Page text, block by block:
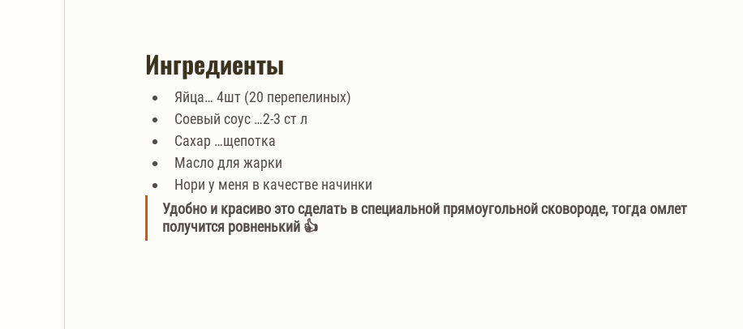
Ингредиенты
Яйца… 4шт (20 перепелиных)
Соевый соус …2-3 ст л
Сахар …щепотка
Масло для жарки
Нори у меня в качестве начинки
Удобно и красиво это сделать в специальной прямоугольной сковороде, тогда омлет
получится ровненький 👍